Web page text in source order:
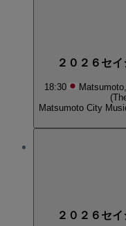
２０２６セ
18:30
Matsumoto City
２０２６セ